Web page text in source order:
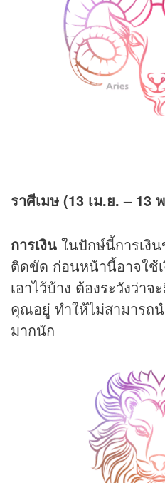
ราศีเมษ (13 เม.ย. – 13
การเงิน ในปักษ์นี้การเงิ
ติดขัด ก่อนหน้านี้อาจใช้
เอาไว้บ้าง ต้องระวังว่า
คุณอยู่ ทำให้ไม่สามารถ
มากนัก